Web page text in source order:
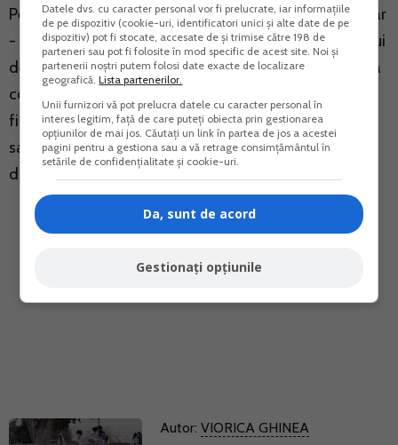
Pentru bunurile detinute in comun, fiecare coproprietar
- persoana fizica are obligatia inregistrarii contractului
de inchiriere. Cererea de inregistrare, insotita de copia
contractului de inchiriere, se depune de persoanele
fizice direct la registratura organului fiscal, prin posta
sau prin mijloace electronice de transmitere la
distanta (SPV).
Autor: VIORICA GHINEA
Datele dvs. cu caracter personal vor fi prelucrate, iar informațiile
de pe dispozitiv (cookie-uri, identificatori unici și alte date de pe
dispozitiv) pot fi stocate, accesate de și trimise către 198 de
parteneri sau pot fi folosite în mod specific de acest site. Noi și
partenerii noștri putem folosi date exacte de localizare
geografică.Lista partenerilor.
Unii furnizori vă pot prelucra datele cu caracter personal în
interes legitim, față de care puteți obiecta prin gestionarea
opțiunilor de mai jos. Căutați un link în partea de jos a acestei
pagini pentru a gestiona sau a vă retrage consimțământul în
setările de confidențialitate și cookie-uri.
Da, sunt de acord
Gestionați opțiunile